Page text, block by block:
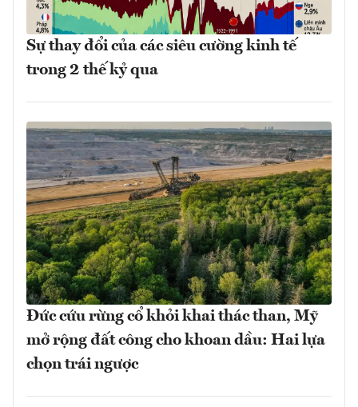
Sự thay đổi của các siêu cường kinh tế
trong 2 thế kỷ qua
Đức cứu rừng cổ khỏi khai thác than, Mỹ
mở rộng đất công cho khoan dầu: Hai lựa
chọn trái ngược